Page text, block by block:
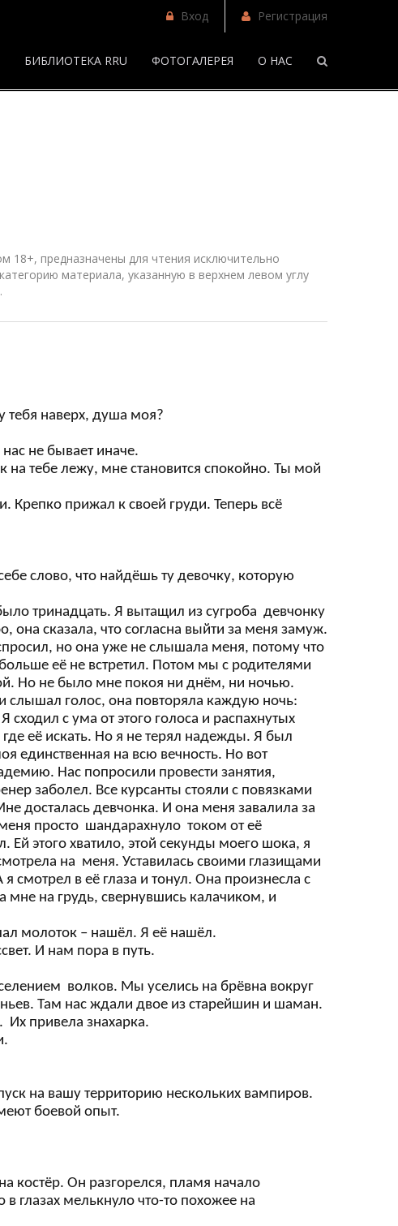
Вход Регистрация
БИБЛИОТЕКА RRU ФОТОГАЛЕРЕЯ О НАС
предназначены для чтения исключительно
материала, указанную в верхнем левом углу
тебя наверх, душа моя?
не бывает иначе.
на тебе лежу, мне становится спокойно. Ты мой
Крепко прижал к своей груди. Теперь всё
слово, что найдёшь ту девочку, которую
тринадцать. Я вытащил из сугроба девчонку
сказала, что согласна выйти за меня замуж.
но она уже не слышала меня, потому что
её не встретил. Потом мы с родителями
Но не было мне покоя ни днём, ни ночью.
слышал голос, она повторяла каждую ночь:
с ума от этого голоса и распахнутых
её искать. Но я не терял надежды. Я был
единственная на всю вечность. Но вот
Нас попросили провести занятия,
заболел. Все курсанты стояли с повязками
досталась девчонка. И она меня завалила за
просто шандарахнуло током от её
этого хватило, этой секунды моего шока, я
на меня. Уставилась своими глазищами
смотрел в её глаза и тонул. Она произнесла с
мне на грудь, свернувшись калачиком, и
молоток – нашёл. Я её нашёл.
И нам пора в путь.
волков. Мы уселись на брёвна вокруг
Там нас ждали двое из старейшин и шаман.
Их привела знахарка.
на вашу территорию нескольких вампиров.
боевой опыт.
костёр. Он разгорелся, пламя начало
глазах мелькнуло что-то похожее на